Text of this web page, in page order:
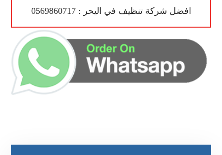
افضل شركة تنظيف في اليحر : 0569860717